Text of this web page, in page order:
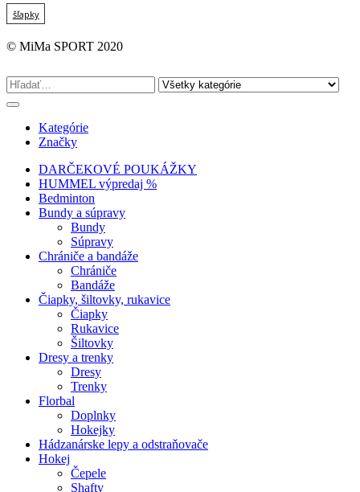
šľapky
© MiMa SPORT 2020
Kategórie
Značky
DARČEKOVÉ POUKÁŽKY
HUMMEL výpredaj %
Bedminton
Bundy a súpravy
Bundy
Súpravy
Chrániče a bandáže
Chrániče
Bandáže
Čiapky, šiltovky, rukavice
Čiapky
Rukavice
Šiltovky
Dresy a trenky
Dresy
Trenky
Florbal
Doplnky
Hokejky
Hádzanárske lepy a odstraňovače
Hokej
Čepele
Shafty